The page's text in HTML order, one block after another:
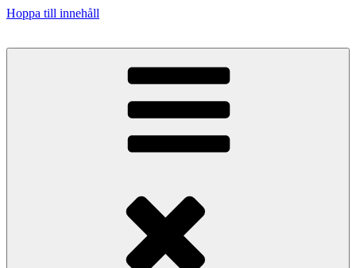
Hoppa till innehåll